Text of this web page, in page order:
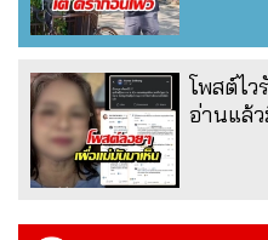
โพสต์ไว
อ่านแล้